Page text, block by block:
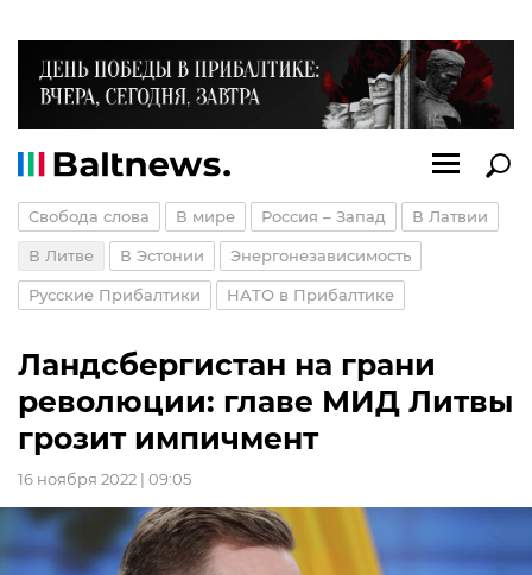
Свобода слова В мире Россия – Запад В Латвии
В Литве В Эстонии Энергонезависимость
Русские Прибалтики НАТО в Прибалтике
Ландсбергистан на грани
революции: главе МИД Литвы
грозит импичмент
16 ноября 2022 | 09:05